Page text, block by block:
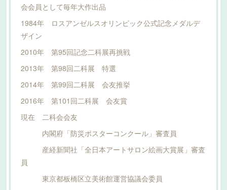
会会員として毎年大作出品
1984年 ロスアンゼルスオリンピック公式記念メダルデ
ザイン
2010年 第95回記念二科展再挑戦
2013年 第98回二科展 特選
2014年 第99回二科展 会友推挙
2016年 第101回二科展 会友賞
現在 二科会会友
内閣府「防災ポスターコンクール」審査員
産経新聞社「全日本アートサロン絵画大賞展」審査
員
東京都板橋区立美術館運営協議会委員